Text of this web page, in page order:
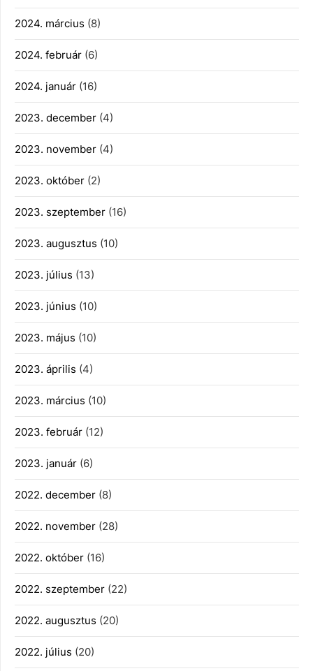
2024. március (8)
2024. február (6)
2024. január (16)
2023. december (4)
2023. november (4)
2023. október (2)
2023. szeptember (16)
2023. augusztus (10)
2023. július (13)
2023. június (10)
2023. május (10)
2023. április (4)
2023. március (10)
2023. február (12)
2023. január (6)
2022. december (8)
2022. november (28)
2022. október (16)
2022. szeptember (22)
2022. augusztus (20)
2022. július (20)